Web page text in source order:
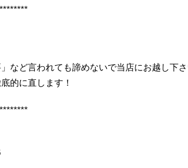
など言われても諦めないで当店にお越し下さ
的に直します！